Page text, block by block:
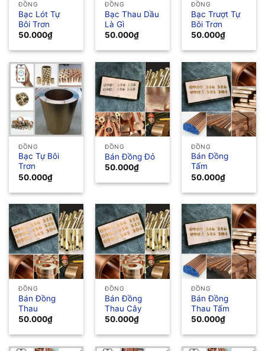
ĐỒNG
Bạc Lót Tự
Bôi Trơn
50.000₫
ĐỒNG
Bạc Thau Dầu
Là Gì
50.000₫
ĐỒNG
Bạc Trượt Tự
Bôi Trơn
50.000₫
ĐỒNG
Bạc Tự Bôi
Trơn
50.000₫
ĐỒNG
Bán Đồng Đỏ
50.000₫
ĐỒNG
Bán Đồng
Tấm
50.000₫
ĐỒNG
Bán Đồng
Thau
50.000₫
ĐỒNG
Bán Đồng
Thau Cây
50.000₫
ĐỒNG
Bán Đồng
Thau Tấm
50.000₫